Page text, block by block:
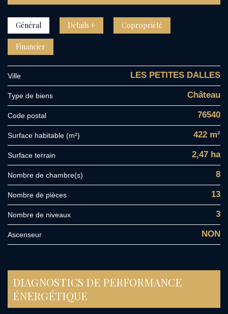
Général Détails + Copropriété
Financier
Ville LES PETITES DALLES
Type de biens Château
Code postal 76540
Surface habitable (m²) 422 m²
surface terrain 2,47 ha
Nombre de chambre(s) 8
Nombre de pièces 13
Nombre de niveaux 3
Ascenseur NON
DIAGNOSTICS DE PERFORMANCE
ÉNERGÉTIQUE